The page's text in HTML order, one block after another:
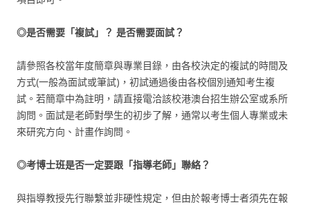
◎是否需要「複試」？ 是否需要面試？
請參照各校當年度簡章與專業目錄，由各校決定的複試的時間及
方式(一般為面試或筆試)，初試通過後由各校個別通知考生複
試。若簡章中為註明，請直接電洽該校港澳台招生辦公室或系所
詢問。面試是老師對學生的初步了解，通常以考生個人專業或未
來研究方向、計畫作詢問。
◎考博士班是否一定要跟「指導老師」聯絡？
與指導教授先行聯繫並非硬性規定，但由於報考博士者須先在報